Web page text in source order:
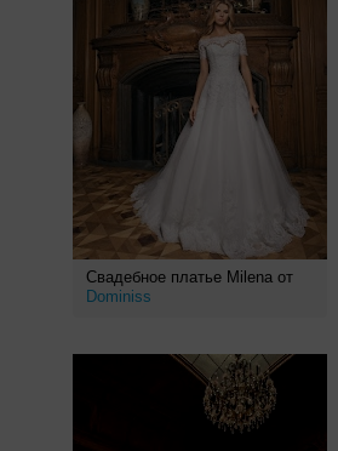
Свадебное платье Milena от
Dominiss